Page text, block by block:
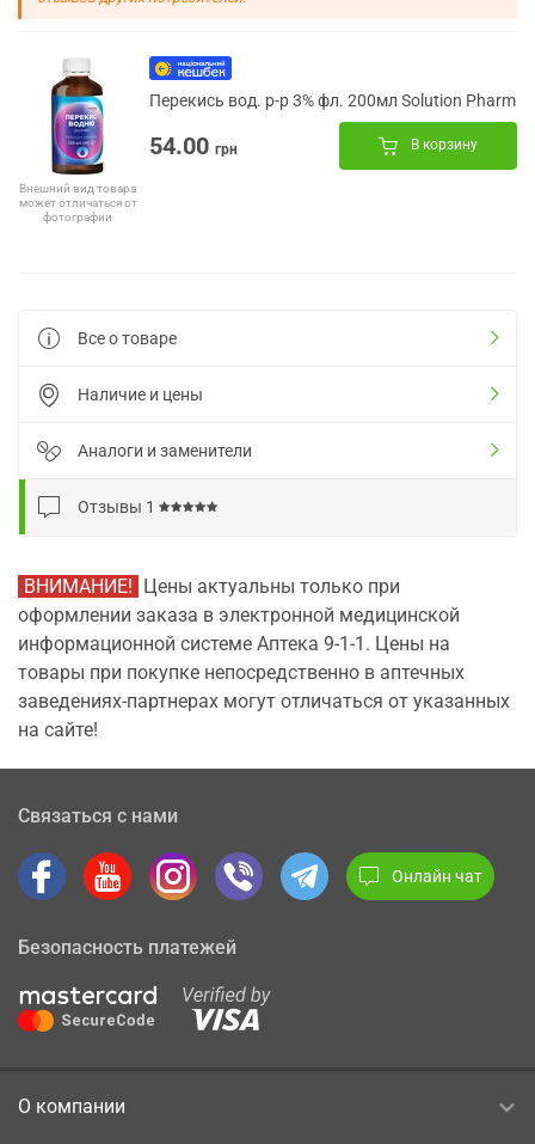
Внешний вид товара
может отличаться от
фотографии
Перекись вод. р-р 3% фл. 200мл Solution Pharm
54.00 грн В корзину
Все о товаре
Наличие и цены
Аналоги и заменители
Отзывы 1
ВНИМАНИЕ! Цены актуальны только при
оформлении заказа в электронной медицинской
информационной системе Аптека 9-1-1. Цены на
товары при покупке непосредственно в аптечных
заведениях-партнерах могут отличаться от указанных
на сайте!
Связаться с нами
Онлайн чат
Безопасность платежей
О компании